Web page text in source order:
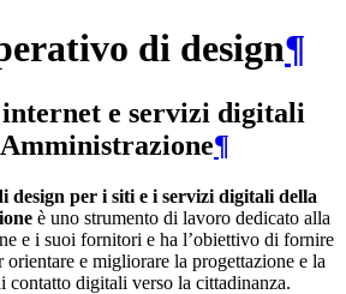
di design¶
e servizi digitali
¶
design per i siti e i servizi digitali della
è uno strumento di lavoro dedicato alla
e i suoi fornitori e ha l’obiettivo di fornire
e migliorare la progettazione e la
contatto digitali verso la cittadinanza.